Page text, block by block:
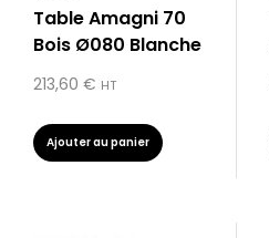
Table Amagni 70
Bois Ø080 Blanche
213,60 € HT
Ajouter au panier